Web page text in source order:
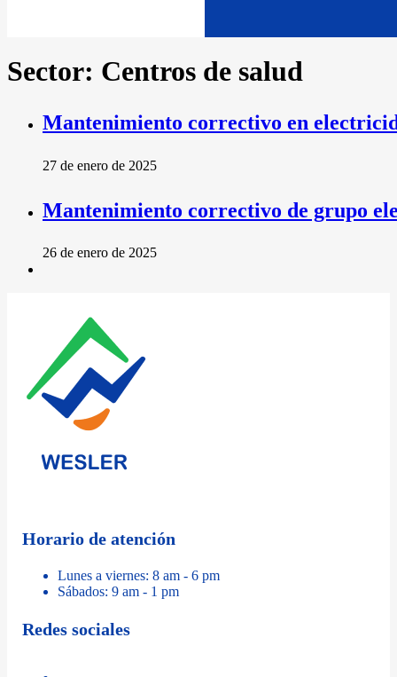
Sector: Centros de salud
Mantenimiento correctivo en
27 de enero de 2025
Mantenimiento correctivo de grupo
26 de enero de 2025
Horario de atención
Lunes a viernes: 8 am - 6 pm
Sábados: 9 am - 1 pm
Redes sociales